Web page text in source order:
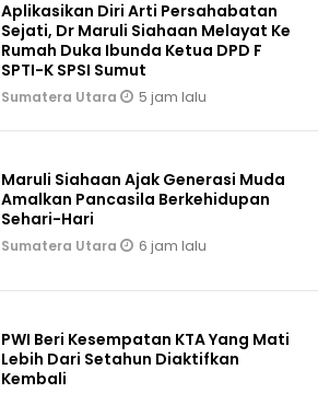
Aplikasikan Diri Arti Persahabatan
Sejati, Dr Maruli Siahaan Melayat Ke
Rumah Duka Ibunda Ketua DPD F
SPTI-K SPSI Sumut
Sumatera Utara 5 jam lalu
Maruli Siahaan Ajak Generasi Muda
Amalkan Pancasila Berkehidupan
Sehari-Hari
Sumatera Utara 6 jam lalu
PWI Beri Kesempatan KTA Yang Mati
Lebih Dari Setahun Diaktifkan
Kembali